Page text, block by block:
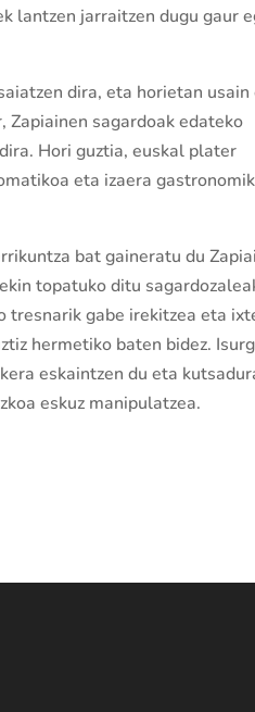
lantzen jarraitzen dugu gaur
dira, eta horietan usain
Zapiainen sagardoak edateko
Hori guztia, euskal plater
eta izaera
bat gaineratu du
topatuko ditu
tresnarik gabe irekitzea eta
hermetiko baten bidez.
eskaintzen du eta
eskuz manipulatzea.